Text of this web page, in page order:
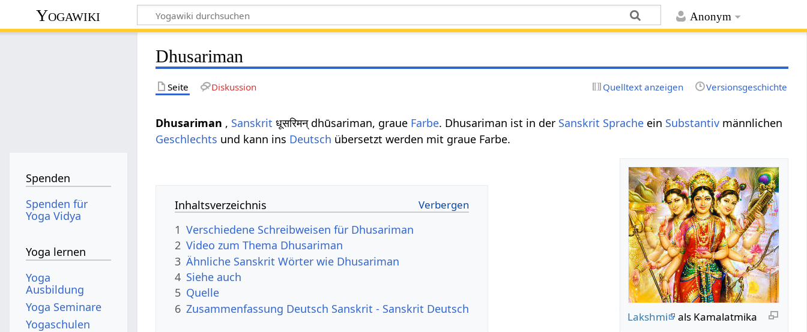
Anonym
Yogawiki
Dhusariman
Seite Diskussion Quelltext anzeigen Versionsgeschichte
Dhusariman , Sanskrit धूसरिमन् dhūsariman, graue Farbe. Dhusariman ist in der Sanskrit Sprache ein Substantiv männlichen
Geschlechts und kann ins Deutsch übersetzt werden mit graue Farbe.
Lakshmi als Kamalatmika
Inhaltsverzeichnis
1 Verschiedene Schreibweisen für Dhusariman
2 Video zum Thema Dhusariman
3 Ähnliche Sanskrit Wörter wie Dhusariman
4 Siehe auch
5 Quelle
6 Zusammenfassung Deutsch Sanskrit - Sanskrit Deutsch
Spenden
Spenden für
Yoga Vidya
Yoga lernen
Yoga
Ausbildung
Yoga Seminare
Yogaschulen